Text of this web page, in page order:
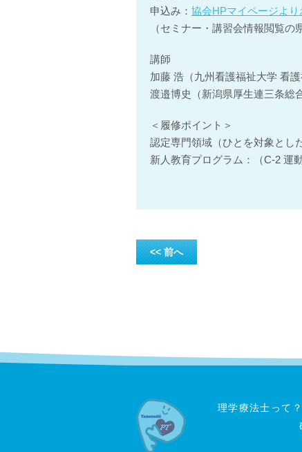
申込み： 協会HPマイページよ
（セミナー・講習会情報閲覧の
講師
加藤 浩（九州看護福祉大学 看
渡邉博史（新潟県厚生連三条総
＜履修ポイント＞
認定専門領域（ひとを対象とし
新人教育プログラム：（C-2 運
<< 前へ
理学療法士って？